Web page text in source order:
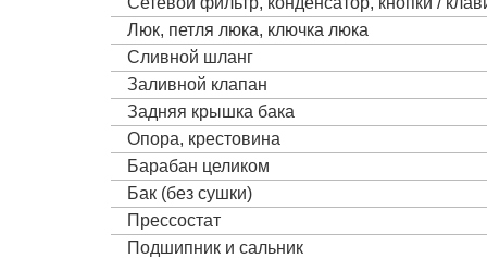
Люк, петля люка, ключка люка
Сливной шланг
Заливной клапан
Задняя крышка бака
Опора, крестовина
Барабан целиком
Бак (без сушки)
Прессостат
Подшипник и сальник